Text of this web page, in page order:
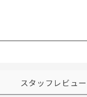
スタッフレビュー